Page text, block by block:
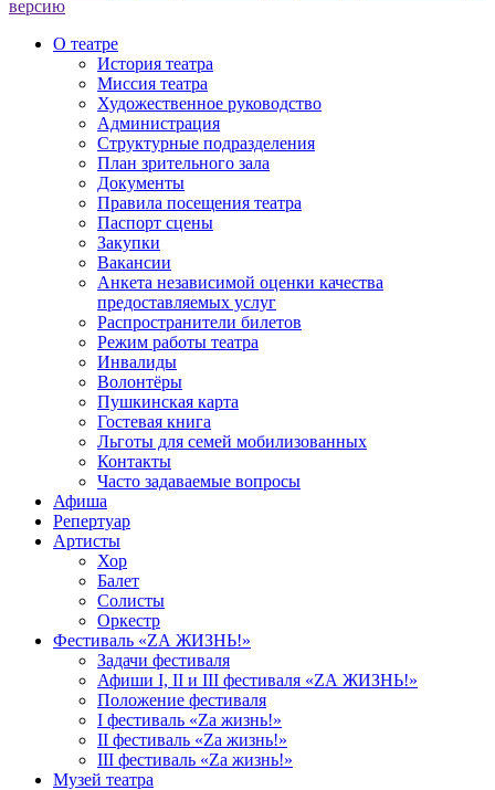
версию
О театре
История театра
Миссия театра
Художественное руководство
Администрация
Структурные подразделения
План зрительного зала
Документы
Правила посещения театра
Паспорт сцены
Закупки
Вакансии
Анкета независимой оценки качества
предоставляемых услуг
Распространители билетов
Режим работы театра
Инвалиды
Волонтёры
Пушкинская карта
Гостевая книга
Льготы для семей мобилизованных
Контакты
Часто задаваемые вопросы
Афиша
Репертуар
Артисты
Хор
Балет
Солисты
Оркестр
Фестиваль «ZА ЖИЗНЬ!»
Задачи фестиваля
Афиши I, II и III фестиваля «ZА ЖИЗНЬ!»
Положение фестиваля
I фестиваль «Zа жизнь!»
II фестиваль «Zа жизнь!»
III фестиваль «Zа жизнь!»
Музей театра